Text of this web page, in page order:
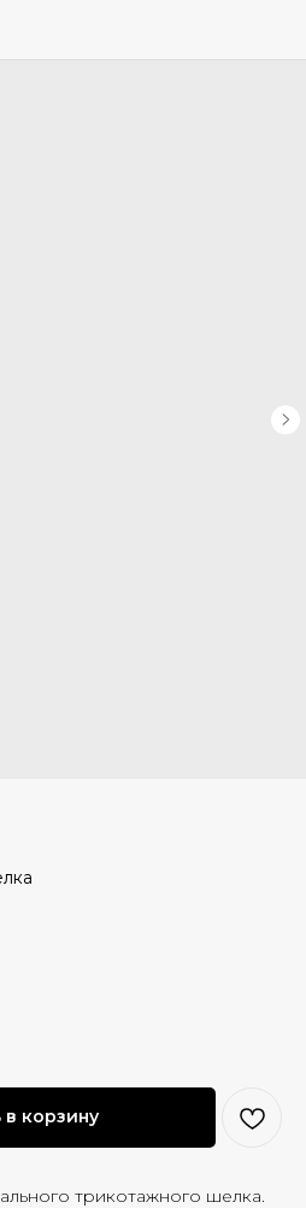
корзину
трикотажного шелка.